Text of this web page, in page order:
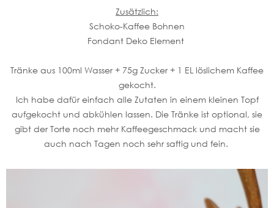
Zusätzlich:
Schoko-Kaffee Bohnen
Fondant Deko Element
Tränke aus 100ml Wasser + 75g Zucker + 1 EL löslichem Kaffee
gekocht.
Ich habe dafür einfach alle Zutaten in einem kleinen Topf
aufgekocht und abkühlen lassen. Die Tränke ist optional, sie
gibt der Torte noch mehr Kaffeegeschmack und macht sie
auch nach Tagen noch sehr saftig und fein.